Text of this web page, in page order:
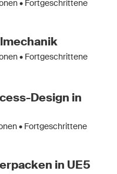
• Fortgeschrittene
• Fortgeschrittene
Design in
• Fortgeschrittene
in UE5